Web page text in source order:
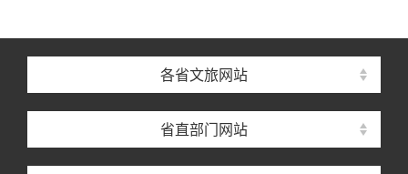
各省文旅网站
省直部门网站